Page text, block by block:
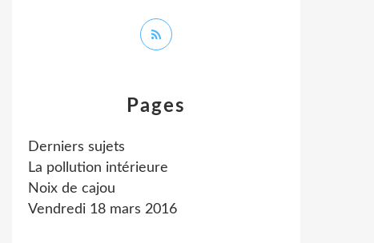
Pages
Derniers sujets
La pollution intérieure
Noix de cajou
Vendredi 18 mars 2016